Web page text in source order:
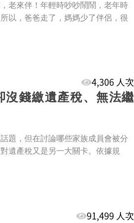
老來伴！年輕時吵吵鬧鬧，老年時
以，爸爸走了，媽媽少了伴侶，很
4,306 人次
沒錢繳遺產稅、無法繼
題，但在討論哪些家族成員會被分
遺產稅又是另一大關卡。依據規
91,499 人次